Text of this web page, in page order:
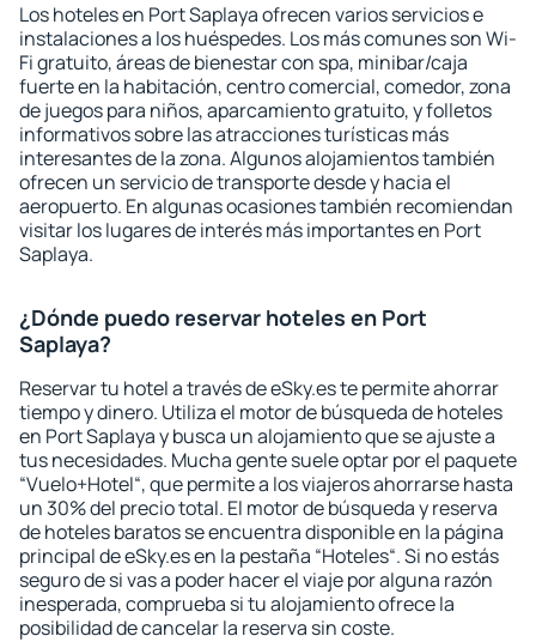
Los hoteles en Port Saplaya ofrecen varios servicios e
instalaciones a los huéspedes. Los más comunes son Wi-
Fi gratuito, áreas de bienestar con spa, minibar/caja
fuerte en la habitación, centro comercial, comedor, zona
de juegos para niños, aparcamiento gratuito, y folletos
informativos sobre las atracciones turísticas más
interesantes de la zona. Algunos alojamientos también
ofrecen un servicio de transporte desde y hacia el
aeropuerto. En algunas ocasiones también recomiendan
visitar los lugares de interés más importantes en Port
Saplaya.
¿Dónde puedo reservar hoteles en Port
Saplaya?
Reservar tu hotel a través de eSky.es te permite ahorrar
tiempo y dinero. Utiliza el motor de búsqueda de hoteles
en Port Saplaya y busca un alojamiento que se ajuste a
tus necesidades. Mucha gente suele optar por el paquete
“Vuelo+Hotel“, que permite a los viajeros ahorrarse hasta
un 30% del precio total. El motor de búsqueda y reserva
de hoteles baratos se encuentra disponible en la página
principal de eSky.es en la pestaña “Hoteles“. Si no estás
seguro de si vas a poder hacer el viaje por alguna razón
inesperada, comprueba si tu alojamiento ofrece la
posibilidad de cancelar la reserva sin coste.